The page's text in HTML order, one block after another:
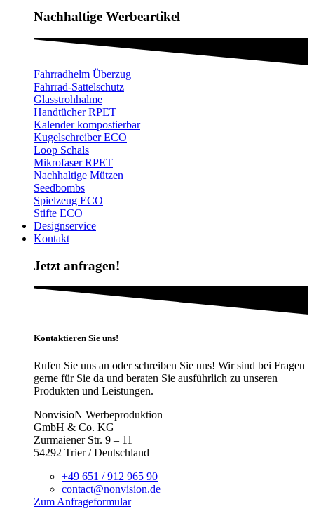
Nachhaltige Werbeartikel​
Fahrradhelm Überzug
Fahrrad-Sattelschutz
Glasstrohhalme
Handtücher RPET
Kalender kompostierbar
Kugelschreiber ECO
Loop Schals
Mikrofaser RPET
Nachhaltige Mützen
Seedbombs
Spielzeug ECO
Stifte ECO
Designservice
Kontakt
Jetzt anfragen!
Kontaktieren Sie uns!
Rufen Sie uns an oder schreiben Sie uns! Wir sind bei Fragen
gerne für Sie da und beraten Sie ausführlich zu unseren
Produkten und Leistungen.
NonvisioN Werbeproduktion
GmbH & Co. KG
Zurmaiener Str. 9 – 11
54292 Trier / Deutschland
+49 651 / 912 965 90
contact@nonvision.de
Zum Anfrageformular